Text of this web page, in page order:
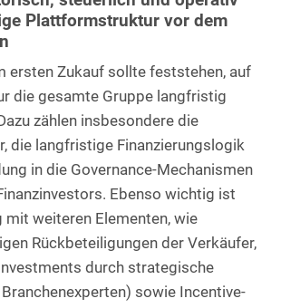
Plattformstruktur vor dem
ersten Zukauf sollte feststehen, auf
die gesamte Gruppe langfristig
zählen insbesondere die
die langfristige Finanzierungslogik
in die Governance-Mechanismen
Ebenso wichtig ist
mit weiteren Elementen, wie
Rückbeteiligungen der Verkäufer,
durch strategische
sowie Incentive-